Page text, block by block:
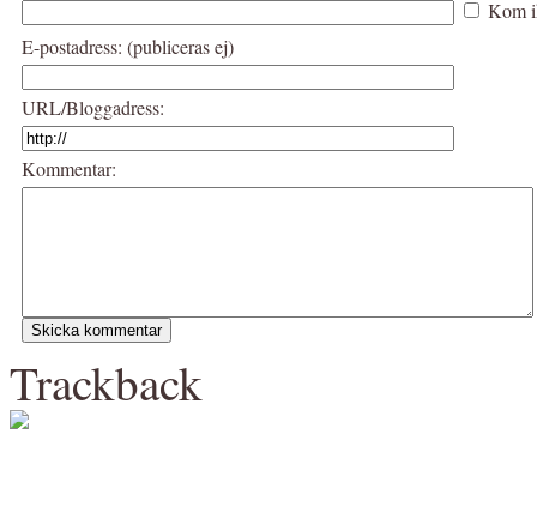
Kom
E-postadress: (publiceras ej)
URL/Bloggadress:
Kommentar:
Trackback